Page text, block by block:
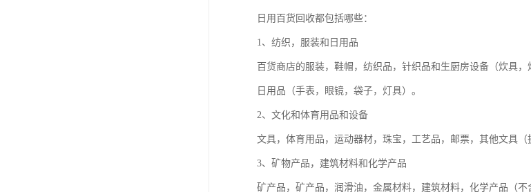
日用百货回收都包括哪些：
1、纺织，服装和日用品
百货商店的服装，鞋帽，纺织品，针织品和生厨房设备（炊具
日用品（手表，眼镜，袋子，灯具）。
2、文化和体育用品和设备
文具，体育用品，运动器材，珠宝，工艺品，邮票，其他文具（
3、矿物产品，建筑材料和化学产品
矿产品，矿产品，润滑油，金属材料，建筑材料，化学产品（不